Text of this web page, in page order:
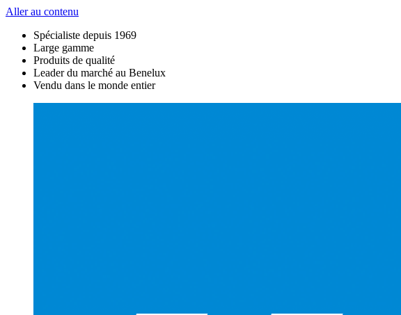
Aller au contenu
Spécialiste depuis 1969
Large gamme
Produits de qualité
Leader du marché au Benelux
Vendu dans le monde entier